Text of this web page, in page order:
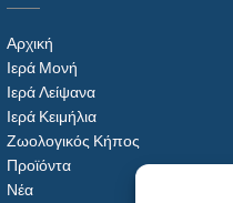
Αρχική
Ιερά Μονή
Ιερά Λείψανα
Ιερά Κειμήλια
Ζωολογικός Κήπος
Προϊόντα
Νέα